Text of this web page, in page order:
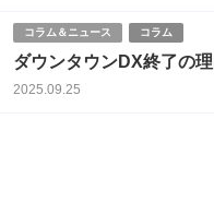
コラム＆ニュース コラム
ダウンタウンDX終了の
2025.09.25